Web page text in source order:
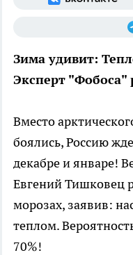
Зима удивит:
Эксперт "Фобоса"
Вместо
боялись, Россию
декабре и январе!
Евгений Тишковец
морозах, заявив:
теплом.
70%!